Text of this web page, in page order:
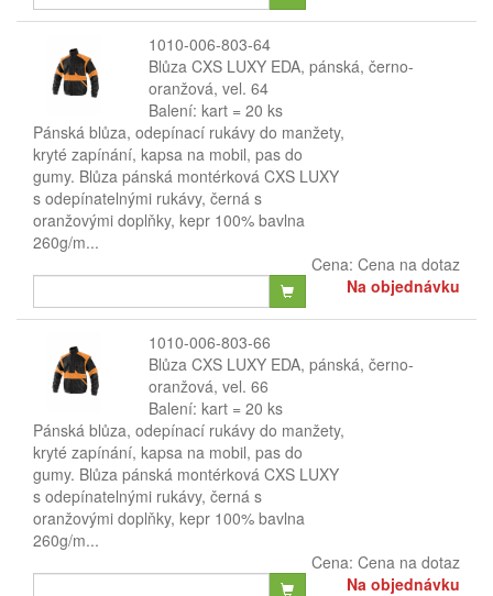
1010-006-803-64
Blůza CXS LUXY EDA, pánská, černo-
oranžová, vel. 64
Balení: kart = 20 ks
Pánská blůza, odepínací rukávy do manžety,
kryté zapínání, kapsa na mobil, pas do
gumy. Blůza pánská montérková CXS LUXY
s odepínatelnými rukávy, černá s
oranžovými doplňky, kepr 100% bavlna
260g/m...
Cena: Cena na dotaz
Na objednávku
1010-006-803-66
Blůza CXS LUXY EDA, pánská, černo-
oranžová, vel. 66
Balení: kart = 20 ks
Pánská blůza, odepínací rukávy do manžety,
kryté zapínání, kapsa na mobil, pas do
gumy. Blůza pánská montérková CXS LUXY
s odepínatelnými rukávy, černá s
oranžovými doplňky, kepr 100% bavlna
260g/m...
Cena: Cena na dotaz
Na objednávku